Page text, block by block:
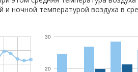
ночной температурой воздуха в
20
30